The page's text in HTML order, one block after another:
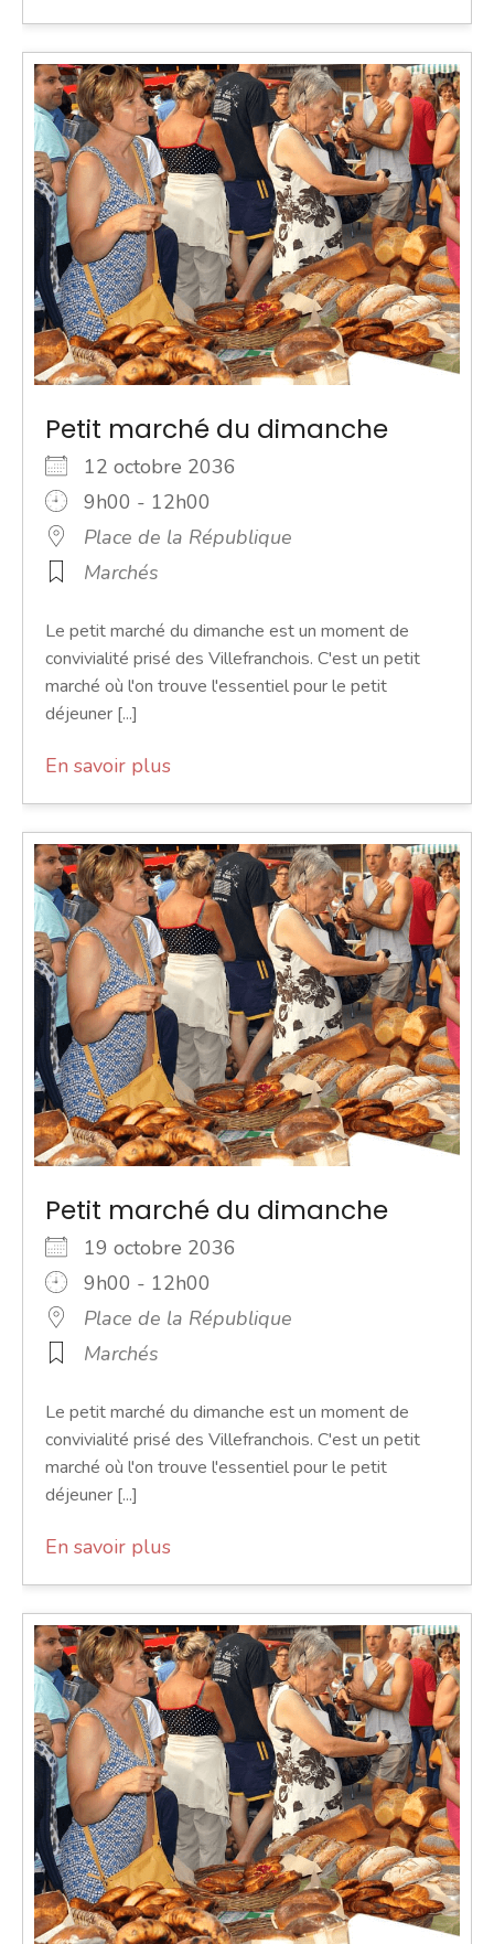
Petit marché du dimanche
12 octobre 2036
9h00 - 12h00
Place de la République
Marchés
Le petit marché du dimanche est un moment de
convivialité prisé des Villefranchois. C'est un petit
marché où l'on trouve l'essentiel pour le petit
déjeuner [...]
En savoir plus
Petit marché du dimanche
19 octobre 2036
9h00 - 12h00
Place de la République
Marchés
Le petit marché du dimanche est un moment de
convivialité prisé des Villefranchois. C'est un petit
marché où l'on trouve l'essentiel pour le petit
déjeuner [...]
En savoir plus